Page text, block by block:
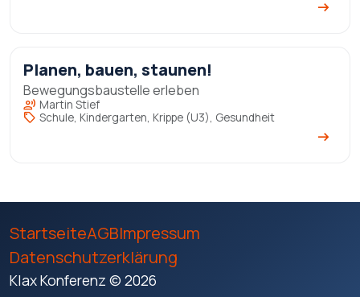
arrow_right_alt
Planen, bauen, staunen!
Bewegungsbaustelle erleben
record_voice_over Martin Stief
sell Schule, Kindergarten, Krippe (U3), Gesundheit
arrow_right_alt
StartseiteAGBImpressum
Datenschutzerklärung
Klax Konferenz © 2026